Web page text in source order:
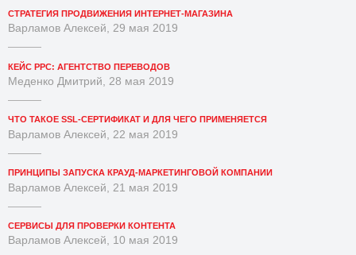
СТРАТЕГИЯ ПРОДВИЖЕНИЯ ИНТЕРНЕТ-МАГАЗИНА
Варламов Алексей, 29 мая 2019
КЕЙС PPC: АГЕНТСТВО ПЕРЕВОДОВ
Меденко Дмитрий, 28 мая 2019
ЧТО ТАКОЕ SSL-СЕРТИФИКАТ И ДЛЯ ЧЕГО ПРИМЕНЯЕТСЯ
Варламов Алексей, 22 мая 2019
ПРИНЦИПЫ ЗАПУСКА КРАУД-МАРКЕТИНГОВОЙ КОМПАНИИ
Варламов Алексей, 21 мая 2019
СЕРВИСЫ ДЛЯ ПРОВЕРКИ КОНТЕНТА
Варламов Алексей, 10 мая 2019